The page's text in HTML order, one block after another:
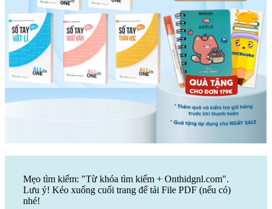
Mẹo tìm kiếm: "Từ khóa tìm kiếm + Onthidgnl.com".
Lưu ý! Kéo xuống cuối trang để tải File PDF (nếu có)
nhé!